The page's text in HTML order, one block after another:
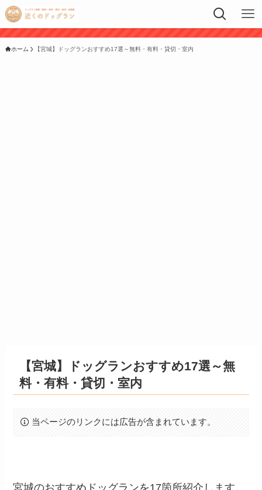
ホーム 【宮城】ドッグランおすすめ17選～無料・有料・貸切・室内
【宮城】ドッグランおすすめ17選～無
料・有料・貸切・室内
当ページのリンクには広告が含まれています。